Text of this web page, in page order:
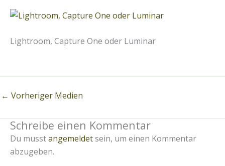
Lightroom, Capture One oder Luminar
← Vorheriger Medien
Schreibe einen Kommentar
Du musstangemeldetsein, um einen Kommentar
abzugeben.